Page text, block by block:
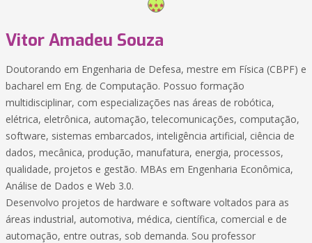
Vitor Amadeu Souza
Doutorando em Engenharia de Defesa, mestre em Física (CBPF) e
bacharel em Eng. de Computação. Possuo formação
multidisciplinar, com especializações nas áreas de robótica,
elétrica, eletrônica, automação, telecomunicações, computação,
software, sistemas embarcados, inteligência artificial, ciência de
dados, mecânica, produção, manufatura, energia, processos,
qualidade, projetos e gestão. MBAs em Engenharia Econômica,
Análise de Dados e Web 3.0.
Desenvolvo projetos de hardware e software voltados para as
áreas industrial, automotiva, médica, científica, comercial e de
automação, entre outras, sob demanda. Sou professor